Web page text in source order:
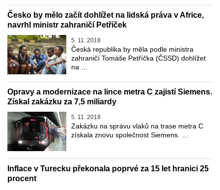
Česko by mělo začít dohlížet na lidská práva v Africe,
navrhl ministr zahraničí Petříček
5. 11. 2018
Česká republika by měla podle ministra
zahraničí Tomáše Petříčka (ČSSD) dohlížet
na …
Opravy a modernizace na lince metra C zajistí Siemens.
Získal zakázku za 7,5 miliardy
5. 11. 2018
Zakázku na správu vlaků na trase metra C
získala znovu společnost Siemens. …
Inflace v Turecku překonala poprvé za 15 let hranici 25
procent